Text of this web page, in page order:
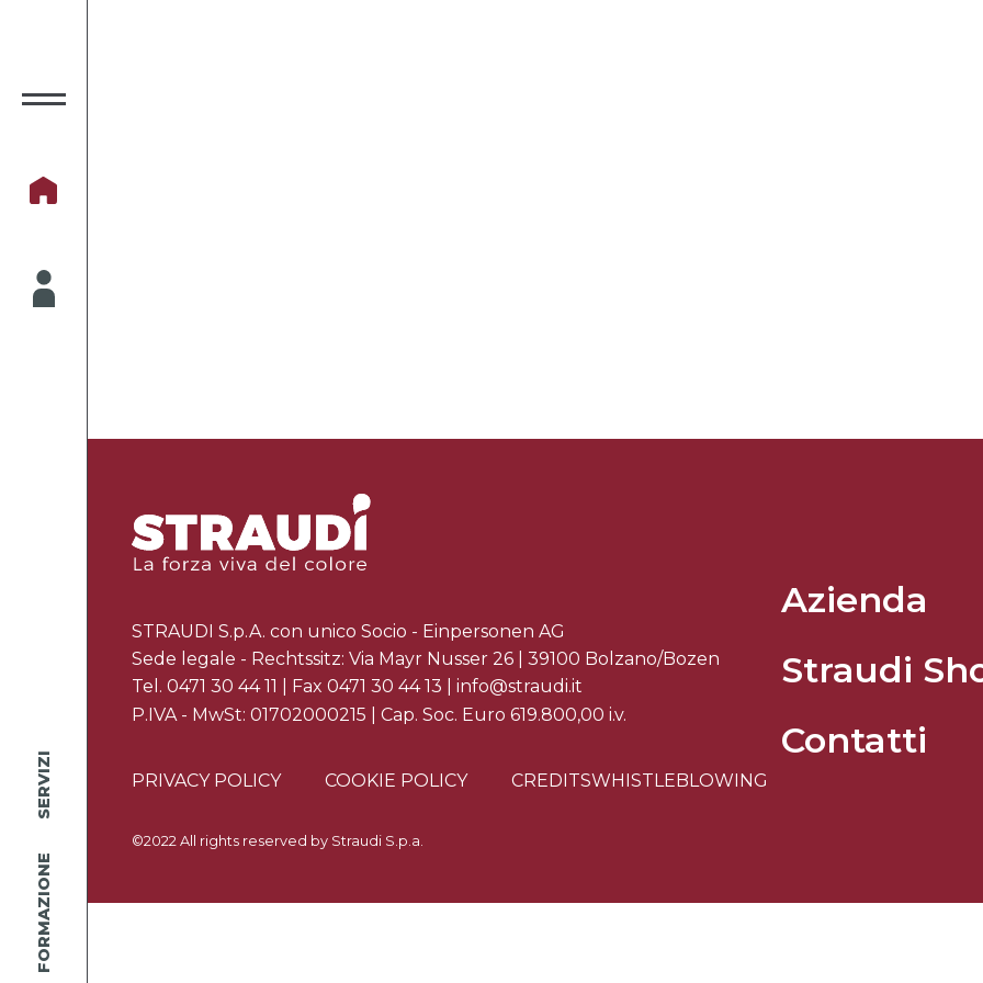
FORMAZIONE
SERVIZI
STRAUDI S.p.A. con unico Socio - Einpersonen AG
Sede legale - Rechtssitz: Via Mayr Nusser 26 | 39100 Bolzano/Bozen
Tel. 0471 30 44 11 | Fax 0471 30 44 13 | info@straudi.it
P.IVA - MwSt: 01702000215 | Cap. Soc. Euro 619.800,00 i.v.
PRIVACY POLICY COOKIE POLICY CREDITSWHISTLEBLOWING
©2022 All rights reserved by Straudi S.p.a.
Azienda
Straudi
Contatti